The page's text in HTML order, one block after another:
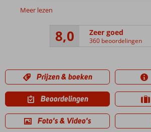
Meer lezen
8,0 Zeer goed
360 beoordelingen
Prijzen & boeken
Beoordelingen
Foto's & Video's